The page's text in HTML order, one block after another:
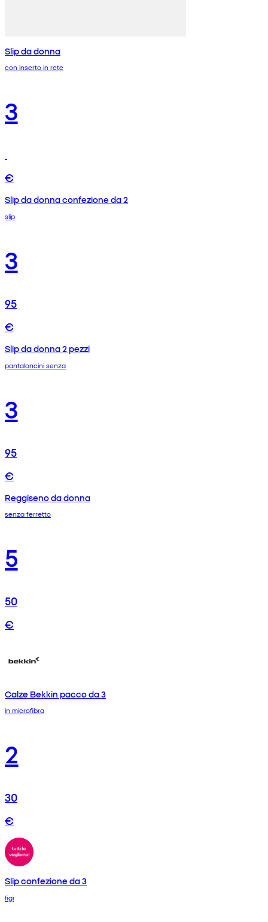
Slip da donna
con inserto in rete
3
€
Slip da donna confezione da 2
slip
3
95
€
Slip da donna 2 pezzi
pantaloncini senza
3
95
€
Reggiseno da donna
senza ferretto
5
50
€
Calze Bekkin pacco da 3
in microfibra
2
30
€
Slip confezione da 3
figi